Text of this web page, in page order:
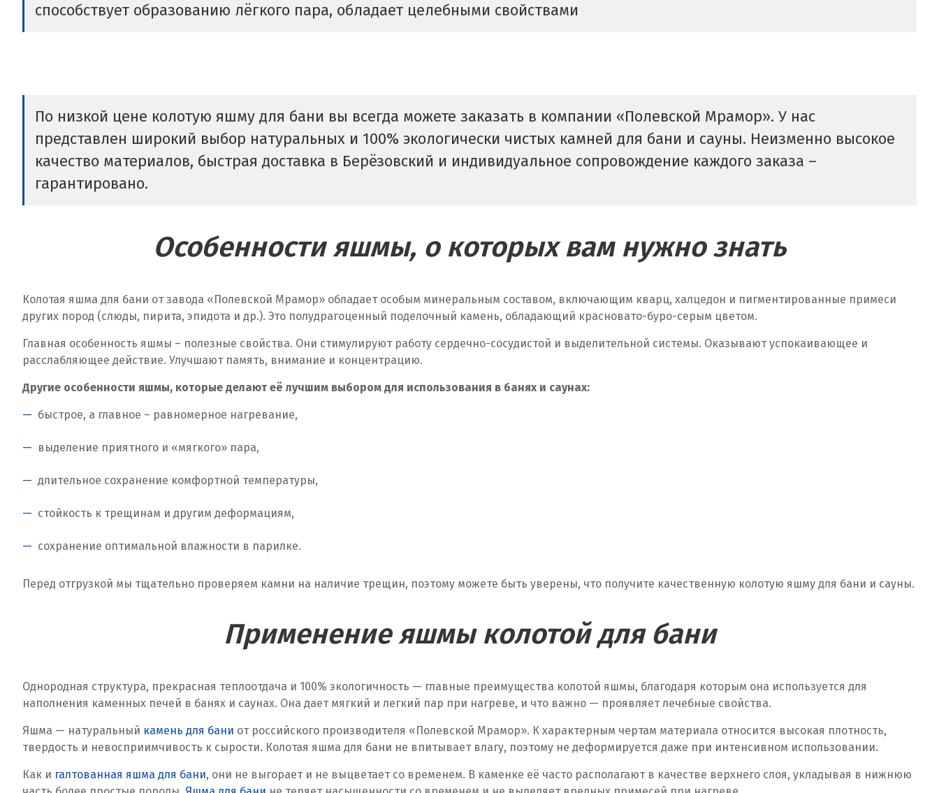
способствует образованию лёгкого пара, обладает целебными свойствами
По низкой цене колотую яшму для бани вы всегда можете заказать в компании «Полевской Мрамор». У нас
представлен широкий выбор натуральных и 100% экологически чистых камней для бани и сауны. Неизменно высокое
качество материалов, быстрая доставка в Берёзовский и индивидуальное сопровождение каждого заказа –
гарантировано.
Особенности яшмы, о которых вам нужно знать
Колотая яшма для бани от завода «Полевской Мрамор» обладает особым минеральным составом, включающим кварц, халцедон и пигментированные примеси
других пород (слюды, пирита, эпидота и др.). Это полудрагоценный поделочный камень, обладающий красновато-буро-серым цветом.
Главная особенность яшмы – полезные свойства. Они стимулируют работу сердечно-сосудистой и выделительной системы. Оказывают успокаивающее и
расслабляющее действие. Улучшают память, внимание и концентрацию.
Другие особенности яшмы, которые делают её лучшим выбором для использования в банях и саунах:
быстрое, а главное – равномерное нагревание,
выделение приятного и «мягкого» пара,
длительное сохранение комфортной температуры,
стойкость к трещинам и другим деформациям,
сохранение оптимальной влажности в парилке.
Перед отгрузкой мы тщательно проверяем камни на наличие трещин, поэтому можете быть уверены, что получите качественную колотую яшму для бани и сауны.
Применение яшмы колотой для бани
Однородная структура, прекрасная теплоотдача и 100% экологичность — главные преимущества колотой яшмы, благодаря которым она используется для
наполнения каменных печей в банях и саунах. Она дает мягкий и легкий пар при нагреве, и что важно — проявляет лечебные свойства.
Яшма — натуральный камень для бани от российского производителя «Полевской Мрамор». К характерным чертам материала относится высокая плотность,
твердость и невосприимчивость к сырости. Колотая яшма для бани не впитывает влагу, поэтому не деформируется даже при интенсивном использовании.
Как и галтованная яшма для бани, они не выгорает и не выцветает со временем. В каменке её часто располагают в качестве верхнего слоя, укладывая в нижнюю